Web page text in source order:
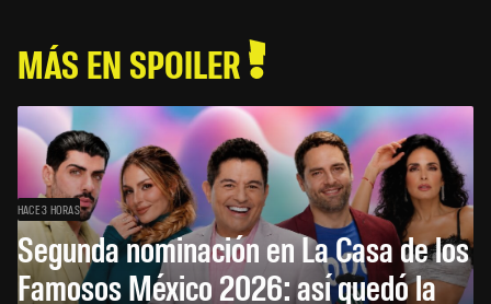
MÁS EN SPOILER
HACE 3 HORAS
Segunda nominación en La Casa de los
Famosos México 2026: así quedó la